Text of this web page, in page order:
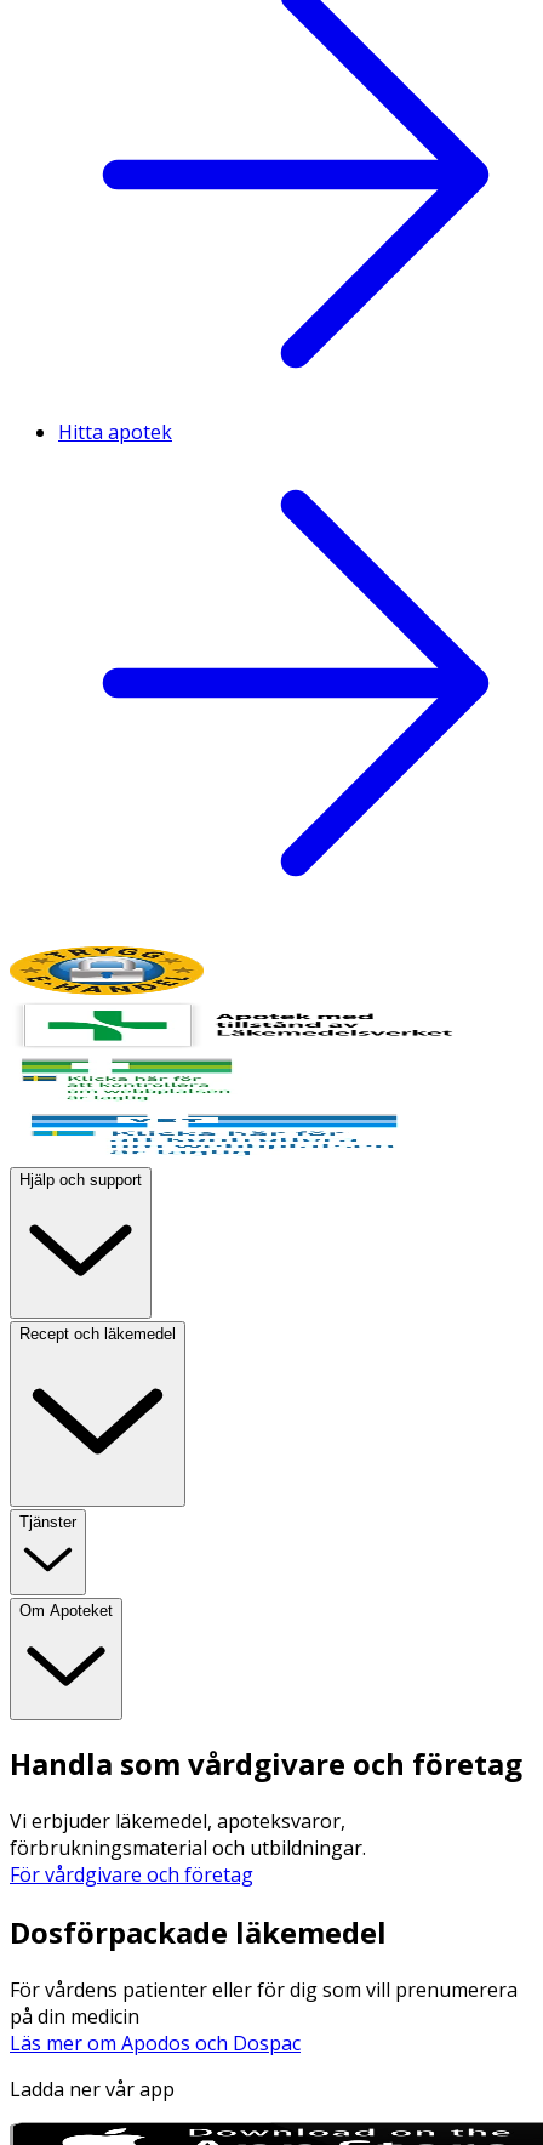
Hitta apotek
Hjälp och support
Recept och läkemedel
Tjänster
Om Apoteket
Handla som vårdgivare och företag
Vi erbjuder läkemedel, apoteksvaror,
förbrukningsmaterial och utbildningar.
För vårdgivare och företag
Dosförpackade läkemedel
För vårdens patienter eller för dig som vill prenumerera
på din medicin
Läs mer om Apodos och Dospac
Ladda ner vår app